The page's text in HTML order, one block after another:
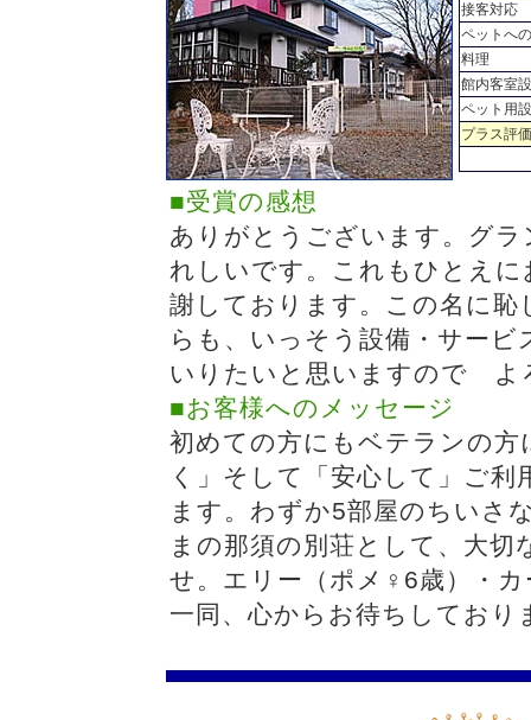
接客対応
ペットへ
料理
館内客室
ペット用
プラス評
■受賞の感想
ありがとうございます。グ
れしいです。これもひとえ
謝しております。この名に
らも、いっそう設備・サービ
いりたいと思いますので よ
■お客様へのメッセージ
初めての方にもベテランの
く」そして「安心して」ご
ます。わずか5部屋のちいさ
まの那須の別荘として、大
せ。エリー（ポメ♀6歳）・
一同、心からお待ちしており